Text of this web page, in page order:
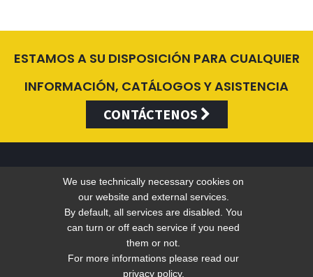
ESTAMOS A SU DISPOSICIÓN PARA CUALQUIER
INFORMACIÓN, CATÁLOGOS Y ASISTENCIA
CONTÁCTENOS
Valentini Antonio s.r.l.
Tel +39 049 5790797 - Fax +39 049 9316876 -
group.com
We use technically necessary cookies on
our website and external services.
By default, all services are disabled. You
can turn or off each service if you need
them or not.
For more informations please read our
privacy policy.